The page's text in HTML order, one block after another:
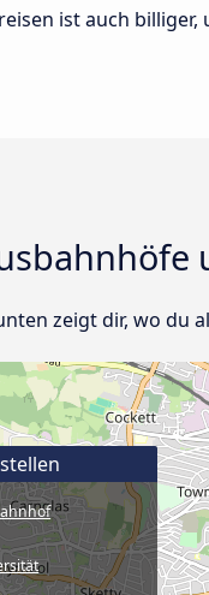
ist auch billiger,
zeigt dir, wo du